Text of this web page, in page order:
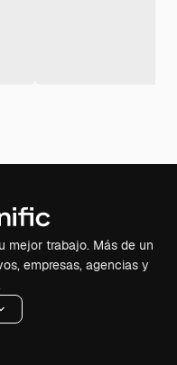
mejor trabajo. Más de un
empresas, agencias y